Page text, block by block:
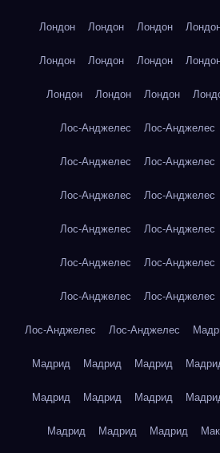
Лондон Лондон Лондон
Лондон Лондон Лондон
Лондон Лондон Лондон
Лос-Анджелес Лос-Анджелес
Лос-Анджелес Лос-Анджелес
Лос-Анджелес Лос-Анджелес
Лос-Анджелес Лос-Анджелес
Лос-Анджелес Лос-Анджелес
Лос-Анджелес Лос-Анджелес
Лос-Анджелес Лос-Анджелес
Мадрид Мадрид Мадрид
Мадрид Мадрид Мадрид
Мадрид Мадрид Мадрид